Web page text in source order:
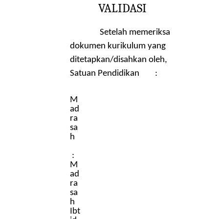
VALIDASI
Setelah memeriksa
dokumen kurikulum yang
ditetapkan/disahkan oleh,
Satuan Pendidikan :
M
ad
ra
sa
h
:
M
ad
ra
sa
h
Ibt